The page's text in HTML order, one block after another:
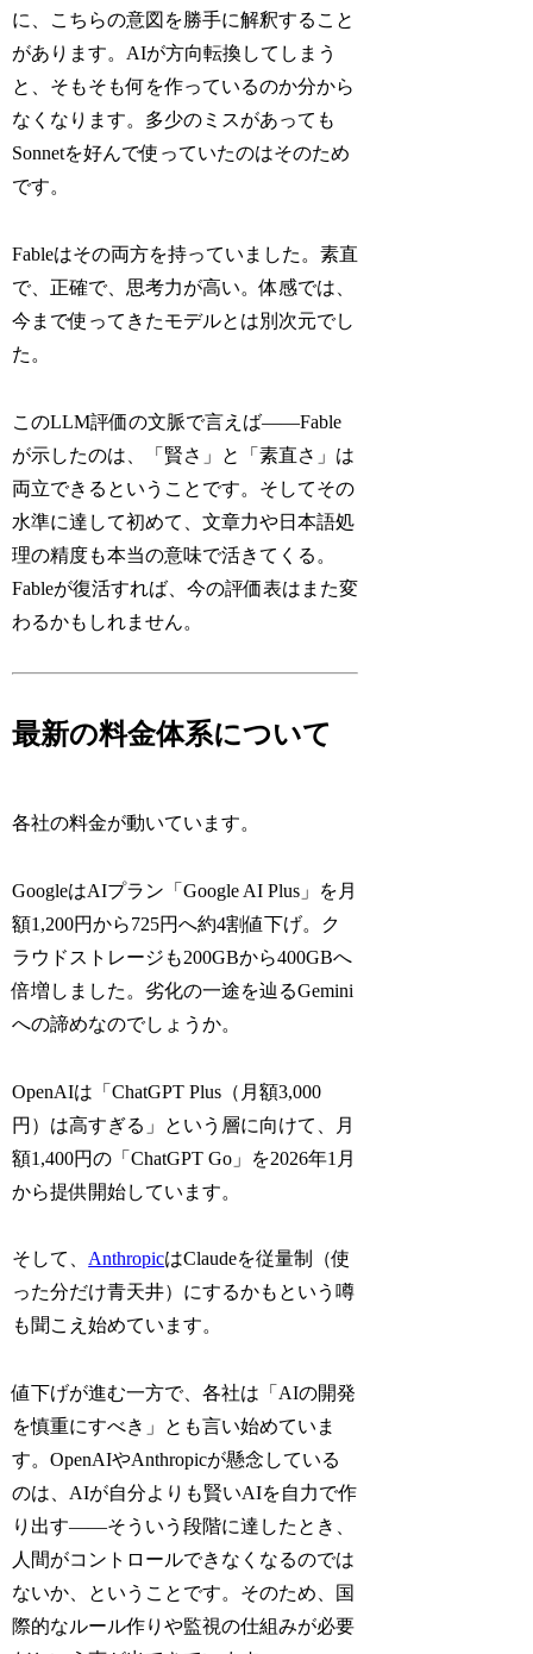
に、こちらの意図を勝手に解釈すること
があります。AIが方向転換してしまう
と、そもそも何を作っているのか分から
なくなります。多少のミスがあっても
Sonnetを好んで使っていたのはそのため
です。
Fableはその両方を持っていました。素直
で、正確で、思考力が高い。体感では、
今まで使ってきたモデルとは別次元でし
た。
このLLM評価の文脈で言えば——Fable
が示したのは、「賢さ」と「素直さ」は
両立できるということです。そしてその
水準に達して初めて、文章力や日本語処
理の精度も本当の意味で活きてくる。
Fableが復活すれば、今の評価表はまた変
わるかもしれません。
最新の料金体系について
各社の料金が動いています。
GoogleはAIプラン「Google AI Plus」を月
額1,200円から725円へ約4割値下げ。ク
ラウドストレージも200GBから400GBへ
倍増しました。劣化の一途を辿るGemini
への諦めなのでしょうか。
OpenAIは「ChatGPT Plus（月額3,000
円）は高すぎる」という層に向けて、月
額1,400円の「ChatGPT Go」を2026年1月
から提供開始しています。
そして、AnthropicはClaudeを従量制（使
った分だけ青天井）にするかもという噂
も聞こえ始めています。
値下げが進む一方で、各社は「AIの開発
を慎重にすべき」とも言い始めていま
す。OpenAIやAnthropicが懸念している
のは、AIが自分よりも賢いAIを自力で作
り出す——そういう段階に達したとき、
人間がコントロールできなくなるのでは
ないか、ということです。そのため、国
際的なルール作りや監視の仕組みが必要